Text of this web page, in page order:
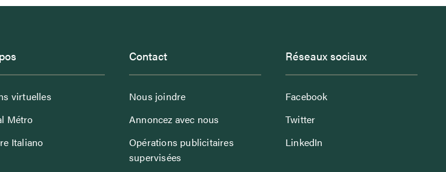
virtuelles
Métro
Italiano
Contact
Nous joindre
Annoncez avec nous
Opérations publicitaires
supervisées
Réseaux sociaux
Facebook
Twitter
LinkedIn